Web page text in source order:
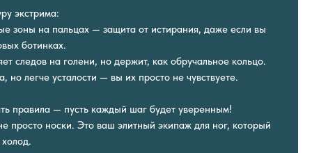
экстрима:
зоны на пальцах — защита от истирания, даже если вы
ботинках.
следов на голени, но держит, как обручальное кольцо.
но легче усталости — вы их просто не чувствуете.
правила — пусть каждый шаг будет уверенным!
просто носки. Это ваш элитный экипаж для ног, который